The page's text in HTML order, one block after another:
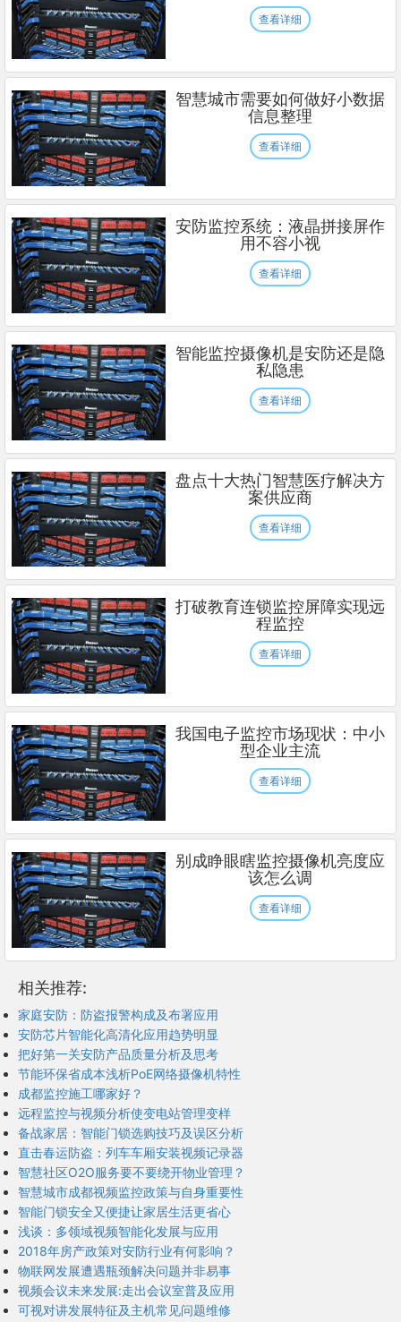
查看详细
智慧城市需要如何做好小数据
信息整理
查看详细
安防监控系统：液晶拼接屏作
用不容小视
查看详细
智能监控摄像机是安防还是隐
私隐患
查看详细
盘点十大热门智慧医疗解决方
案供应商
查看详细
打破教育连锁监控屏障实现远
程监控
查看详细
我国电子监控市场现状：中小
型企业主流
查看详细
别成睁眼瞎监控摄像机亮度应
该怎么调
查看详细
相关推荐:
家庭安防：防盗报警构成及布署应用
安防芯片智能化高清化应用趋势明显
把好第一关安防产品质量分析及思考
节能环保省成本浅析PoE网络摄像机特性
成都监控施工哪家好？
远程监控与视频分析使变电站管理变样
备战家居：智能门锁选购技巧及误区分析
直击春运防盗：列车车厢安装视频记录器
智慧社区O2O服务要不要绕开物业管理？
智慧城市成都视频监控政策与自身重要性
智能门锁安全又便捷让家居生活更省心
浅谈：多领域视频智能化发展与应用
2018年房产政策对安防行业有何影响？
物联网发展遭遇瓶颈解决问题并非易事
视频会议未来发展:走出会议室普及应用
可视对讲发展特征及主机常见问题维修